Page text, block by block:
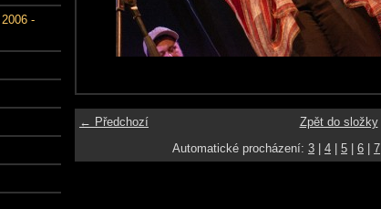
-
← Předchozí
Zpět do složky
Automatické procházení: 3 4 5 6 7